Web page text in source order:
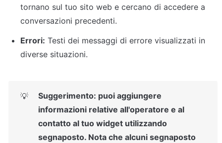
tornano sul tuo sito web e cercano di accedere a
conversazioni precedenti.
Errori: Testi dei messaggi di errore visualizzati in
diverse situazioni.
💡
Suggerimento: puoi aggiungere
informazioni relative all'operatore e al
contatto al tuo widget utilizzando
segnaposto. Nota che alcuni segnaposto